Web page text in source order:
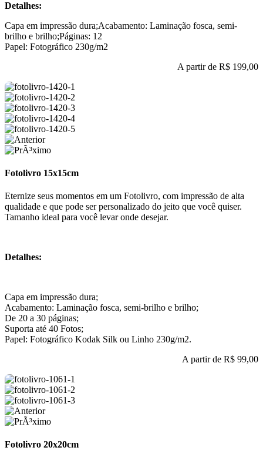
Detalhes:
Capa em impressão dura;Acabamento: Laminação fosca, semi-
brilho e brilho;Páginas: 12
Papel: Fotográfico 230g/m2
A partir de R$ 199,00
Fotolivro 15x15cm
Eternize seus momentos em um Fotolivro, com impressão de alta
qualidade e que pode ser personalizado do jeito que você quiser.
Tamanho ideal para você levar onde desejar.
Detalhes:
Capa em impressão dura;
Acabamento: Laminação fosca, semi-brilho e brilho;
De 20 a 30 páginas;
Suporta até 40 Fotos;
Papel: Fotográfico Kodak Silk ou Linho 230g/m2.
A partir de R$ 99,00
Fotolivro 20x20cm